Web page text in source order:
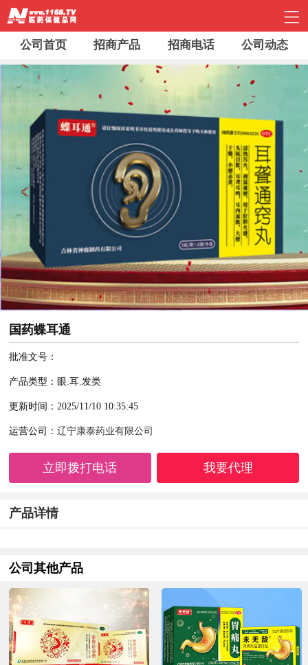
公司首页 招商产品 招商电话 公司动态
国药蝶耳通
批准文号：
产品类型：眼.耳.发类
更新时间：2025/11/10 10:35:45
运营公司：辽宁康泰药业有限公司
立即拨打电话 我要代理
产品详情
公司其他产品